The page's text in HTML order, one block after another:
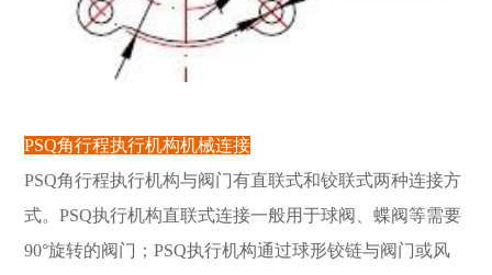
PSQ角行程执行机构机械连接
PSQ角行程执行机构与阀门有直联式和铰联式两种连接方
式。PSQ执行机构直联式连接一般用于球阀、蝶阀等需要
90°旋转的阀门；PSQ执行机构通过球形铰链与阀门或风